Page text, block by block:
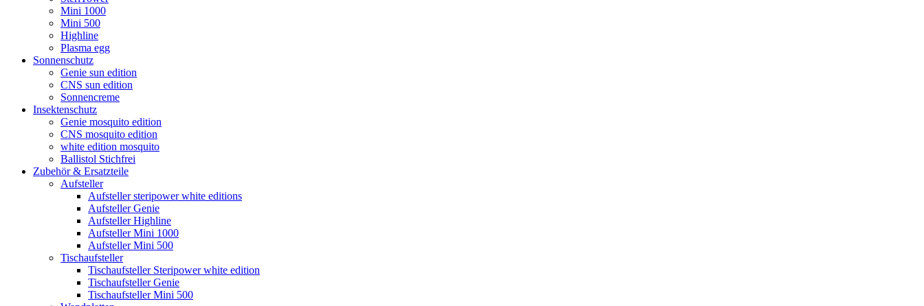
Mini 1000
Mini 500
Highline
Plasma egg
Sonnenschutz
Genie sun edition
CNS sun edition
Sonnencreme
Insektenschutz
Genie mosquito edition
CNS mosquito edition
white edition mosquito
Ballistol Stichfrei
Zubehör & Ersatzteile
Aufsteller
Aufsteller steripower white editions
Aufsteller Genie
Aufsteller Highline
Aufsteller Mini 1000
Aufsteller Mini 500
Tischaufsteller
Tischaufsteller Steripower white edition
Tischaufsteller Genie
Tischaufsteller Mini 500